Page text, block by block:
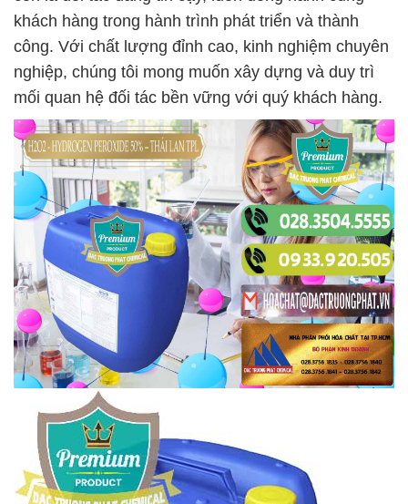
khách hàng trong hành trình phát triển và thành
công. Với chất lượng đỉnh cao, kinh nghiệm chuyên
nghiệp, chúng tôi mong muốn xây dựng và duy trì
mối quan hệ đối tác bền vững với quý khách hàng.